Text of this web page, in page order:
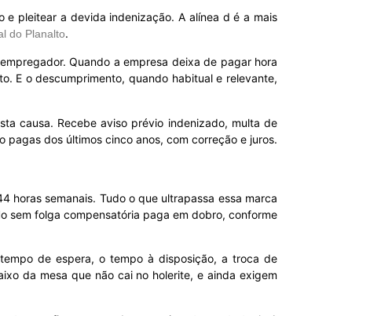
pleitear a devida indenização. A alínea d é a mais
do Planalto.
Quando a empresa deixa de pagar hora
E o descumprimento, quando habitual e relevante,
causa. Recebe aviso prévio indenizado, multa de
dos últimos cinco anos, com correção e juros.
horas semanais. Tudo o que ultrapassa essa marca
sem folga compensatória paga em dobro, conforme
de espera, o tempo à disposição, a troca de
da mesa que não cai no holerite, e ainda exigem